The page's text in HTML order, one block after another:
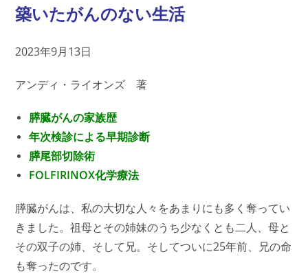
築いたがんのない生活
2023年9月13日
アンディ・ライオンズ 著
膵臓がんの家族歴
年次検診による早期診断
膵尾部切除術
FOLFIRINOX化学療法
膵臓がんは、私の大切な人々をあまりにも多く奪ってい
きました。祖母とその姉妹のうち少なくとも二人、母と
その双子の姉、そして兄。そしてついに25年前、兄の命
も奪ったのです。